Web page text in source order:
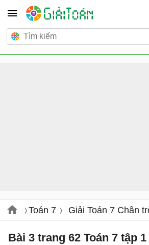
Toán 7 Giải Toán 7 Chân
Bài 3 trang 62 Toán 7 tập